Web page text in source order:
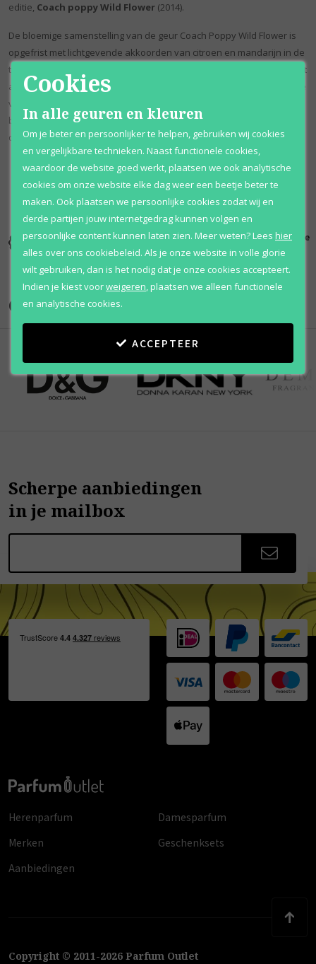
editie, Coach poppy Wild Flower (2014).
De bloemige samenstelling van de geur Coach Poppy Wild Flower is
opgefrist met lichtgevende akkoorden van citroen en mandarijn in de
top, verenigd met fresia en roze peper. De bloemenboeket in het hart
accentueert schoonheid van sambac jasmijn en lemonish lelie van de
vallei, subtiel gezoet met perzik schil, terwijl de basis bloemige noten
biedt van elegante jasmijn en fluweelachtige violette en warmte
dankzij patchouli, ceder en zachte vanille.
Kortingen
Al 12 jaar
voordelig
100% originele
parfums
Onze merken
Scherpe aanbiedingen
in je mailbox
Herenparfum
Damesparfum
Merken
Geschenksets
Aanbiedingen
Copyright © 2011-2026 Parfum Outlet
Cookies
In alle geuren en kleuren
Om je beter en persoonlijker te helpen, gebruiken wij cookies
en vergelijkbare technieken. Naast functionele cookies,
waardoor de website goed werkt, plaatsen we ook analytische
cookies om onze website elke dag weer een beetje beter te
maken. Ook plaatsen we persoonlijke cookies zodat wij en
derde partijen jouw internetgedrag kunnen volgen en
persoonlijke content kunnen laten zien. Meer weten?Lees hier
alles over ons cookiebeleid. Als je onze website in volle glorie
wilt gebruiken, dan is het nodig dat je onze cookies accepteert.
Indien je kiest voorweigeren plaatsen we alleen functionele
en analytische cookies.
ACCEPTEER